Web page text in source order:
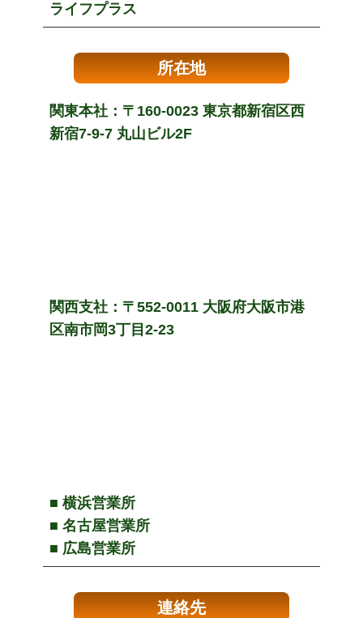
ライフプラス
所在地
関東本社：〒160-0023 東京都新宿区西
新宿7-9-7 丸山ビル2F
関西支社：〒552-0011 大阪府大阪市港
区南市岡3丁目2-23
■ 横浜営業所
■ 名古屋営業所
■ 広島営業所
連絡先